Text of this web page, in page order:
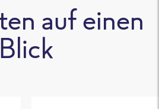
auf einen
Blick